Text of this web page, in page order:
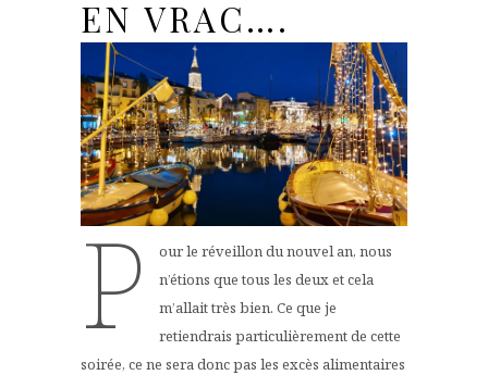
EN VRAC….
P
our le réveillon du nouvel an, nous
n’étions que tous les deux et cela
m’allait très bien. Ce que je
retiendrais particulièrement de cette
soirée, ce ne sera donc pas les excès alimentaires